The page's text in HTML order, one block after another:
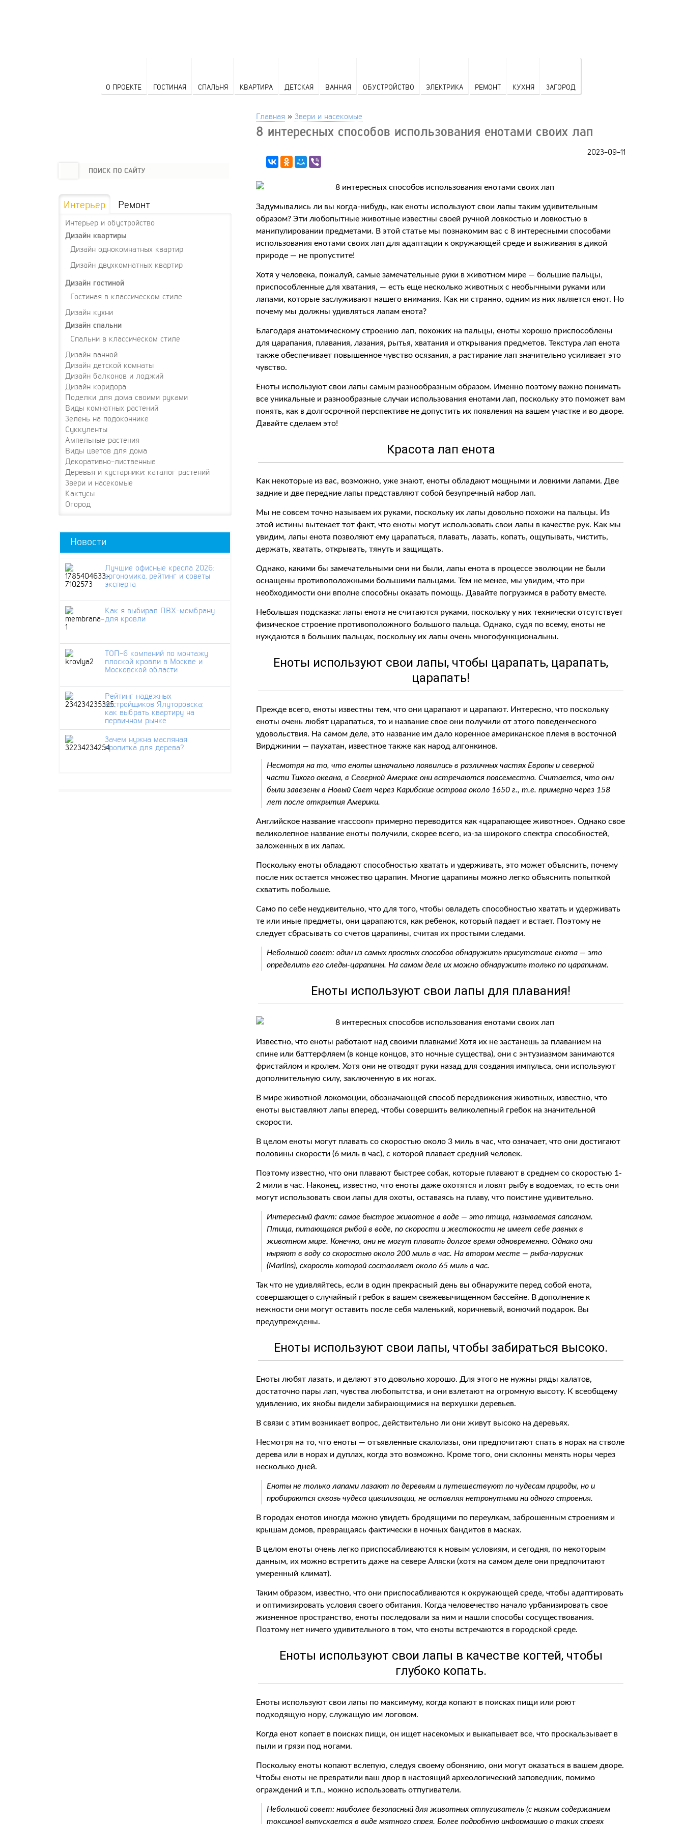
О ПРОЕКТЕ ГОСТИНАЯ СПАЛЬНЯ КВАРТИРА ДЕТСКАЯ ВАННАЯ ОБУСТРОЙСТВО ЭЛЕКТРИКА РЕМОНТ КУХНЯ ЗАГОРОД
Главная » Звери и насекомые
8 интересных способов использования енотами своих лап
2023-09-11
Задумывались ли вы когда-нибудь, как еноты используют свои лапы таким удивительным
образом? Эти любопытные животные известны своей ручной ловкостью и ловкостью в
манипулировании предметами. В этой статье мы познакомим вас с 8 интересными способами
использования енотами своих лап для адаптации к окружающей среде и выживания в дикой
природе — не пропустите!
Хотя у человека, пожалуй, самые замечательные руки в животном мире — большие пальцы,
приспособленные для хватания, — есть еще несколько животных с необычными руками или
лапами, которые заслуживают нашего внимания. Как ни странно, одним из них является енот. Но
почему мы должны удивляться лапам енота?
Благодаря анатомическому строению лап, похожих на пальцы, еноты хорошо приспособлены
для царапания, плавания, лазания, рытья, хватания и открывания предметов. Текстура лап енота
также обеспечивает повышенное чувство осязания, а растирание лап значительно усиливает это
чувство.
Еноты используют свои лапы самым разнообразным образом. Именно поэтому важно понимать
все уникальные и разнообразные случаи использования енотами лап, поскольку это поможет вам
понять, как в долгосрочной перспективе не допустить их появления на вашем участке и во дворе.
Давайте сделаем это!
Красота лап енота
Как некоторые из вас, возможно, уже знают, еноты обладают мощными и ловкими лапами. Две
задние и две передние лапы представляют собой безупречный набор лап.
Мы не совсем точно называем их руками, поскольку их лапы довольно похожи на пальцы. Из
этой истины вытекает тот факт, что еноты могут использовать свои лапы в качестве рук. Как мы
увидим, лапы енота позволяют ему царапаться, плавать, лазать, копать, ощупывать, чистить,
держать, хватать, открывать, тянуть и защищать.
Однако, какими бы замечательными они ни были, лапы енота в процессе эволюции не были
оснащены противоположными большими пальцами. Тем не менее, мы увидим, что при
необходимости они вполне способны оказать помощь. Давайте погрузимся в работу вместе.
Небольшая подсказка: лапы енота не считаются руками, поскольку у них технически отсутствует
физическое строение противоположного большого пальца. Однако, судя по всему, еноты не
нуждаются в больших пальцах, поскольку их лапы очень многофункциональны.
Еноты используют свои лапы, чтобы царапать, царапать,
царапать!
Прежде всего, еноты известны тем, что они царапают и царапают. Интересно, что поскольку
еноты очень любят царапаться, то и название свое они получили от этого поведенческого
удовольствия. На самом деле, это название им дало коренное американское племя в восточной
Вирджинии — паухатан, известное также как народ алгонкинов.
Несмотря на то, что еноты изначально появились в различных частях Европы и северной
части Тихого океана, в Северной Америке они встречаются повсеместно. Считается, что они
были завезены в Новый Свет через Карибские острова около 1650 г., т.е. примерно через 158
лет после открытия Америки.
Английское название «raccoon» примерно переводится как «царапающее животное». Однако свое
великолепное название еноты получили, скорее всего, из-за широкого спектра способностей,
заложенных в их лапах.
Поскольку еноты обладают способностью хватать и удерживать, это может объяснить, почему
после них остается множество царапин. Многие царапины можно легко объяснить попыткой
схватить побольше.
Само по себе неудивительно, что для того, чтобы овладеть способностью хватать и удерживать
те или иные предметы, они царапаются, как ребенок, который падает и встает. Поэтому не
следует сбрасывать со счетов царапины, считая их простыми следами.
Небольшой совет: один из самых простых способов обнаружить присутствие енота — это
определить его следы-царапины. На самом деле их можно обнаружить только по царапинам.
Еноты используют свои лапы для плавания!
Известно, что еноты работают над своими плавками! Хотя их не застанешь за плаванием на
спине или баттерфляем (в конце концов, это ночные существа), они с энтузиазмом занимаются
фристайлом и кролем. Хотя они не отводят руки назад для создания импульса, они используют
дополнительную силу, заключенную в их ногах.
В мире животной локомоции, обозначающей способ передвижения животных, известно, что
еноты выставляют лапы вперед, чтобы совершить великолепный гребок на значительной
скорости.
В целом еноты могут плавать со скоростью около 3 миль в час, что означает, что они достигают
половины скорости (6 миль в час), с которой плавает средний человек.
Поэтому известно, что они плавают быстрее собак, которые плавают в среднем со скоростью 1-
2 мили в час. Наконец, известно, что еноты даже охотятся и ловят рыбу в водоемах, то есть они
могут использовать свои лапы для охоты, оставаясь на плаву, что поистине удивительно.
Интересный факт: самое быстрое животное в воде — это птица, называемая сапсаном.
Птица, питающаяся рыбой в воде, по скорости и жестокости не имеет себе равных в
животном мире. Конечно, они не могут плавать долгое время одновременно. Однако они
ныряют в воду со скоростью около 200 миль в час. На втором месте — рыба-парусник
(Marlins), скорость которой составляет около 65 миль в час.
Так что не удивляйтесь, если в один прекрасный день вы обнаружите перед собой енота,
совершающего случайный гребок в вашем свежевычищенном бассейне. В дополнение к
нежности они могут оставить после себя маленький, коричневый, вонючий подарок. Вы
предупреждены.
Еноты используют свои лапы, чтобы забираться высоко.
Еноты любят лазать, и делают это довольно хорошо. Для этого не нужны ряды халатов,
достаточно пары лап, чувства любопытства, и они взлетают на огромную высоту. К всеобщему
удивлению, их якобы видели забирающимися на верхушки деревьев.
В связи с этим возникает вопрос, действительно ли они живут высоко на деревьях.
Несмотря на то, что еноты — отъявленные скалолазы, они предпочитают спать в норах на стволе
дерева или в норах и дуплах, когда это возможно. Кроме того, они склонны менять норы через
несколько дней.
Еноты не только лапами лазают по деревьям и путешествуют по чудесам природы, но и
пробираются сквозь чудеса цивилизации, не оставляя нетронутыми ни одного строения.
В городах енотов иногда можно увидеть бродящими по переулкам, заброшенным строениям и
крышам домов, превращаясь фактически в ночных бандитов в масках.
В целом еноты очень легко приспосабливаются к новым условиям, и сегодня, по некоторым
данным, их можно встретить даже на севере Аляски (хотя на самом деле они предпочитают
умеренный климат).
Таким образом, известно, что они приспосабливаются к окружающей среде, чтобы адаптировать
и оптимизировать условия своего обитания. Когда человечество начало урбанизировать свое
жизненное пространство, еноты последовали за ним и нашли способы сосуществования.
Поэтому нет ничего удивительного в том, что еноты встречаются в городской среде.
Еноты используют свои лапы в качестве когтей, чтобы
глубоко копать.
Еноты используют свои лапы по максимуму, когда копают в поисках пищи или роют
подходящую нору, служащую им логовом.
Когда енот копает в поисках пищи, он ищет насекомых и выкапывает все, что проскальзывает в
пыли и грязи под ногами.
Поскольку еноты копают вслепую, следуя своему обонянию, они могут оказаться в вашем дворе.
Чтобы еноты не превратили ваш двор в настоящий археологический заповедник, помимо
ограждений и т.п., можно использовать отпугиватели.
Небольшой совет: наиболее безопасный для животных отпугиватель (с низким содержанием
токсинов) выпускается в виде мятного спрея. Более подробную информацию о таких спреях
Интерьер Ремонт
Интерьер и обустройство
Дизайн квартиры
Дизайн однокомнатных квартир
Дизайн двухкомнатных квартир
Дизайн гостиной
Гостиная в классическом стиле
Дизайн кухни
Дизайн спальни
Спальни в классическом стиле
Дизайн ванной
Дизайн детской комнаты
Дизайн балконов и лоджий
Дизайн коридора
Поделки для дома своими руками
Виды комнатных растений
Зелень на подоконнике
Суккуленты
Ампельные растения
Виды цветов для дома
Декоративно-лиственные
Деревья и кустарники: каталог растений
Звери и насекомые
Кактусы
Огород
Новости
Лучшие офисные кресла 2026:
эргономика, рейтинг и советы
эксперта
Как я выбирал ПВХ-мембрану
для кровли
ТОП-6 компаний по монтажу
плоской кровли в Москве и
Московской области
Рейтинг надежных
застройщиков Ялуторовска:
как выбрать квартиру на
первичном рынке
Зачем нужна масляная
пропитка для дерева?